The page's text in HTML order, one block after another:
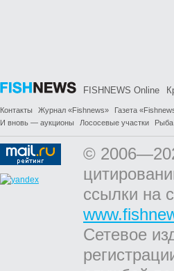
FISHNEWS Online
Контакты Журнал «Fishnews» Газета
И вновь — аукционы
Лососевые участки Рыба
©
ссылки на
Сетевое